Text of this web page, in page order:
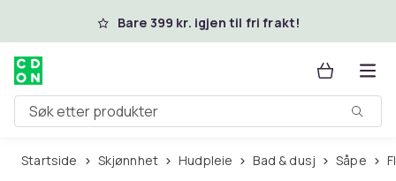
Hopp til hovedinnholdBare 399 kr. igjen til fri frakt!
Søk etter produkter
Startside Skjønnhet Hudpleie Bad & dusj Såpe